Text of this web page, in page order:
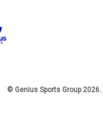
© Genius Sports Group 2026.